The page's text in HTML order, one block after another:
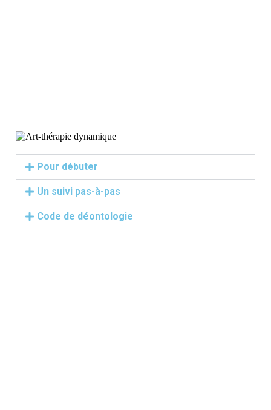
Pour débuter
Un suivi pas-à-pas
Code de déontologie